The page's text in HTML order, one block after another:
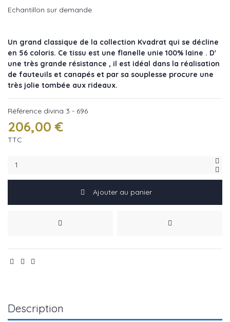
Echantillon sur demande
Un grand classique de la collection Kvadrat qui se décline
en 56 coloris. Ce tissu est une flanelle unie 100% laine . D'
une très grande résistance , il est idéal dans la réalisation
de fauteuils et canapés et par sa souplesse procure une
très jolie tombée aux rideaux.
Référence divina 3 - 696
206,00 €
TTC
Ajouter au panier
Description